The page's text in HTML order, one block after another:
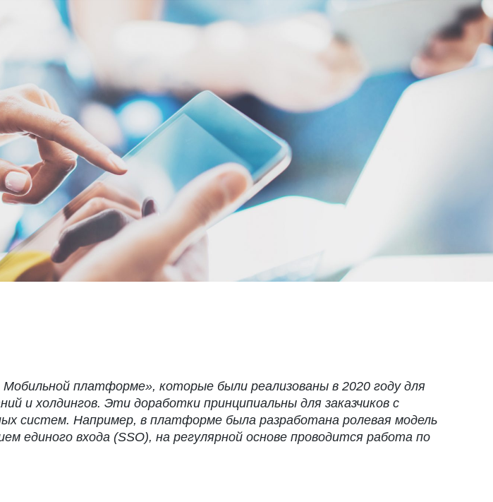
платформе», которые были реализованы в 2020 году для
и холдингов. Эти доработки принципиальны для заказчиков с
систем. Например, в платформе была разработана ролевая модель
единого входа (SSO), на регулярной основе проводится работа по